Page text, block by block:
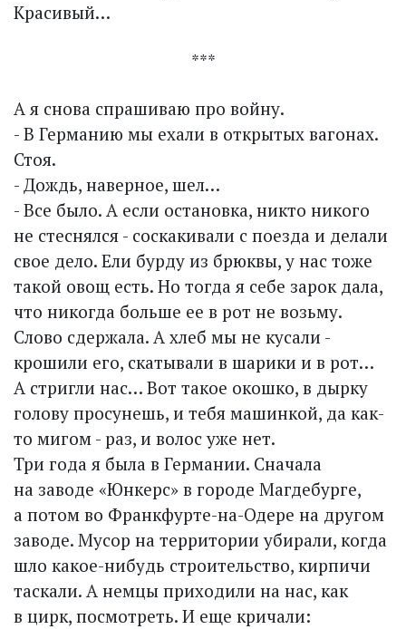
Красивый…
***
А я снова спрашиваю про войну.
- В Германию мы ехали в открытых вагонах.
Стоя.
- Дождь, наверное, шел…
- Все было. А если остановка, никто никого
не стеснялся - соскакивали с поезда и делали
свое дело. Ели бурду из брюквы, у нас тоже
такой овощ есть. Но тогда я себе зарок дала,
что никогда больше ее в рот не возьму.
Слово сдержала. А хлеб мы не кусали -
крошили его, скатывали в шарики и в рот…
А стригли нас… Вот такое окошко, в дырку
голову просунешь, и тебя машинкой, да как-
то мигом - раз, и волос уже нет.
Три года я была в Германии. Сначала
на заводе «Юнкерс» в городе Магдебурге,
а потом во Франкфурте-на-Одере на другом
заводе. Мусор на территории убирали, когда
шло какое-нибудь строительство, кирпичи
таскали. А немцы приходили на нас, как
в цирк, посмотреть. И еще кричали: